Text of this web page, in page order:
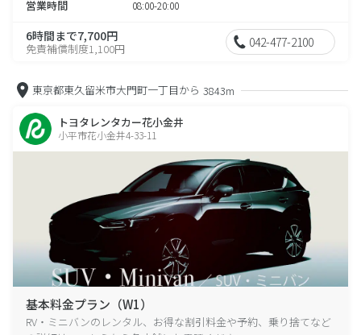
営業時間 08:00-20:00
6時間まで7,700円
免責補償制度1,100円 042-477-2100
東京都東久留米市大門町一丁目から 3843m
トヨタレンタカー花小金井
小平市花小金井4-33-11
基本料金プラン（W1）
RV・ミニバンのレンタル、お得な割引料金や予約、乗り捨てなど